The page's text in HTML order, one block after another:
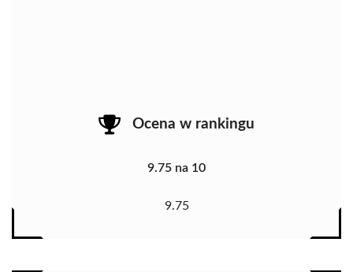
Ocena w rankingu
9.75 na 10
9.75